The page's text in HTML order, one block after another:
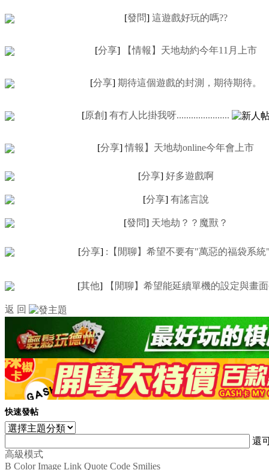
[發問] 這遊戲好玩的嗎??
[分享] 【情報】天地劫約今年11月上市
[分享] 期待這個遊戲的封測，期待期待。
[原創] 有冇人比掛我呀......................
[分享] 情報】天地劫online今年會上市
[分享] 好多遊戲啊
[分享] 有謠言說
[發問] 天地劫？？魔獸？
[分享] :【閒聊】希望不要有"萬惡的福袋系統
[其他] 【閒聊】希望能延續單機的設定與畫
返 回
快速發帖
還
高級模式
B Color Image Link Quote Code Smilies